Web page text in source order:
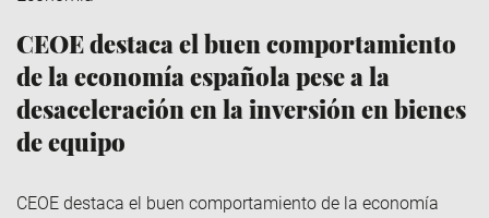
CEOE destaca el buen comportamiento
de la economía española pese a la
desaceleración en la inversión en bienes
de equipo
CEOE destaca el buen comportamiento de la economía